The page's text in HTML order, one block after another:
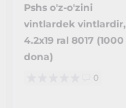
Pshs o'z-o'zini
vintlardek vintlardir,
4.2x19 ral 8017 (1000
dona)
0